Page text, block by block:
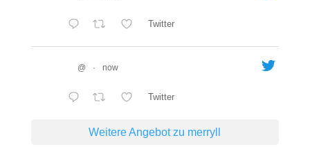
Twitter
@ · now
Twitter
Weitere Angebot zu merryll